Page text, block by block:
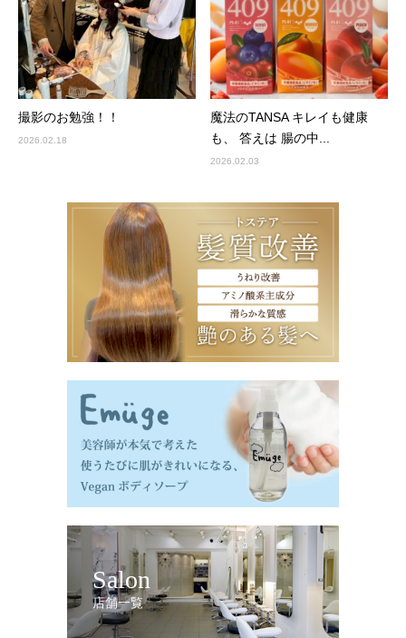
撮影のお勉強！！
2026.02.18
魔法のTANSA キレイも健康
も、 答えは 腸の中...
2026.02.03
Salon
店舗一覧